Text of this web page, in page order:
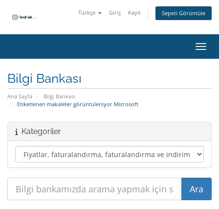
Türkçe Giriş Kayıt Sepeti Görüntüle
Bilgi Bankası
Ana Sayfa
Bilgi Bankası
Etiketlenen makaleler görüntüleniyor Microsoft
Kategoriler